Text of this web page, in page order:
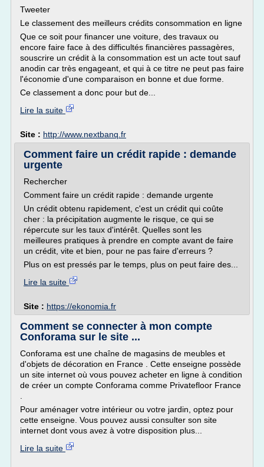
Tweeter
Le classement des meilleurs crédits consommation en ligne
Que ce soit pour financer une voiture, des travaux ou
encore faire face à des difficultés financières passagères,
souscrire un crédit à la consommation est un acte tout sauf
anodin car très engageant, et qui à ce titre ne peut pas faire
l'économie d'une comparaison en bonne et due forme.
Ce classement a donc pour but de...
Lire la suite
Site : http://www.nextbanq.fr
Comment faire un crédit rapide : demande
urgente
Rechercher
Comment faire un crédit rapide : demande urgente
Un crédit obtenu rapidement, c'est un crédit qui coûte
cher : la précipitation augmente le risque, ce qui se
répercute sur les taux d'intérêt. Quelles sont les
meilleures pratiques à prendre en compte avant de faire
un crédit, vite et bien, pour ne pas faire d'erreurs ?
Plus on est pressés par le temps, plus on peut faire des...
Lire la suite
Site : https://ekonomia.fr
Comment se connecter à mon compte
Conforama sur le site ...
Conforama est une chaîne de magasins de meubles et
d'objets de décoration en France . Cette enseigne possède
un site internet où vous pouvez acheter en ligne à condition
de créer un compte Conforama comme Privatefloor France
Pour aménager votre intérieur ou votre jardin, optez pour
cette enseigne. Vous pouvez aussi consulter son site
internet dont vous avez à votre disposition plus...
Lire la suite